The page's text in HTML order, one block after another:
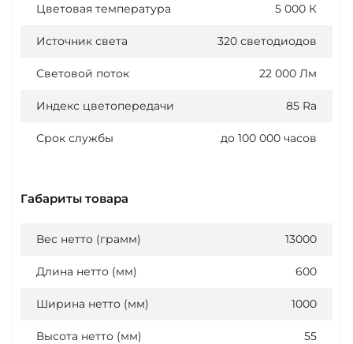
Цветовая температура 5 000 К
Источник света 320 светодиодов
Световой поток 22 000 Лм
Индекс цветопередачи 85 Ra
Срок службы до 100 000 часов
Габариты товара
Вес нетто (грамм) 13000
Длина нетто (мм) 600
Ширина нетто (мм) 1000
Высота нетто (мм) 55